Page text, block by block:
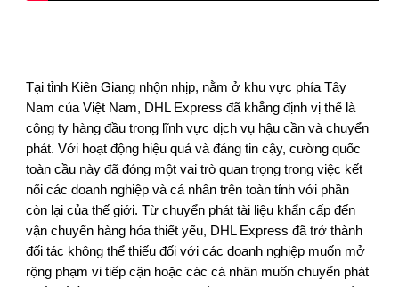
Tại tỉnh Kiên Giang nhộn nhịp, nằm ở khu vực phía Tây
Nam của Việt Nam, DHL Express đã khẳng định vị thế là
công ty hàng đầu trong lĩnh vực dịch vụ hậu cần và chuyển
phát. Với hoạt động hiệu quả và đáng tin cậy, cường quốc
toàn cầu này đã đóng một vai trò quan trọng trong việc kết
nối các doanh nghiệp và cá nhân trên toàn tỉnh với phần
còn lại của thế giới. Từ chuyển phát tài liệu khẩn cấp đến
vận chuyển hàng hóa thiết yếu, DHL Express đã trở thành
đối tác không thể thiếu đối với các doanh nghiệp muốn mở
rộng phạm vi tiếp cận hoặc các cá nhân muốn chuyển phát